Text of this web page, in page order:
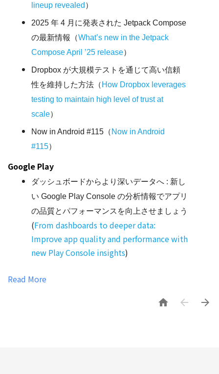
lineup revealed ）
2025 年 4 月に発表された Jetpack Compose
の最新情報（What’s new in the Jetpack
Compose April ’25 release）
Dropbox が大規模テストを通じて高い信頼
性を維持した方法（ How Dropbox leverages
testing to maintain high level of trust at
scale）
Now in Android #115（ Now in Android
#115）
Google Play
ダッシュボードからより深いデータへ : 新し
い Google Play Console の分析情報でアプリ
の品質とパフォーマンスを向上させましょう
(From dashboards to deeper data:
Improve app quality and performance with
new Play Console insights)
Read More

 